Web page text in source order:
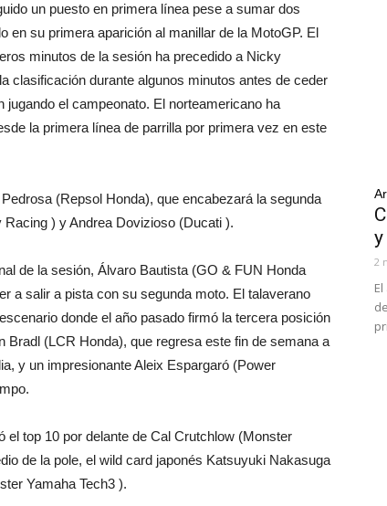
un puesto en primera línea pese a sumar dos
en su primera aparición al manillar de la MotoGP. El
minutos de la sesión ha precedido a Nicky
clasificación durante algunos minutos antes de ceder
el campeonato. El norteamericano ha
la primera línea de parrilla por primera vez en este
(Repsol Honda), que encabezará la segunda
) y Andrea Dovizioso (Ducati ).
de la sesión, Álvaro Bautista (GO & FUN Honda
a salir a pista con su segunda moto. El talaverano
donde el año pasado firmó la tercera posición
(LCR Honda), que regresa este fin de semana a
y un impresionante Aleix Espargaró (Power
top 10 por delante de Cal Crutchlow (Monster
de la pole, el wild card japonés Katsuyuki Nakasuga
Yamaha Tech3 ).
2